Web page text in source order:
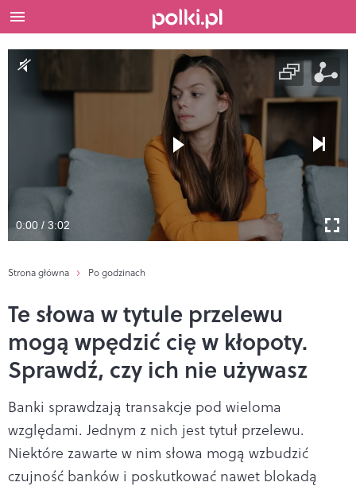
0:00 / 3:02
Strona główna Po godzinach
Te słowa w tytule przelewu
mogą wpędzić cię w kłopoty.
Sprawdź, czy ich nie używasz
Banki sprawdzają transakcje pod wieloma
względami. Jednym z nich jest tytuł przelewu.
Niektóre zawarte w nim słowa mogą wzbudzić
czujność banków i poskutkować nawet blokadą